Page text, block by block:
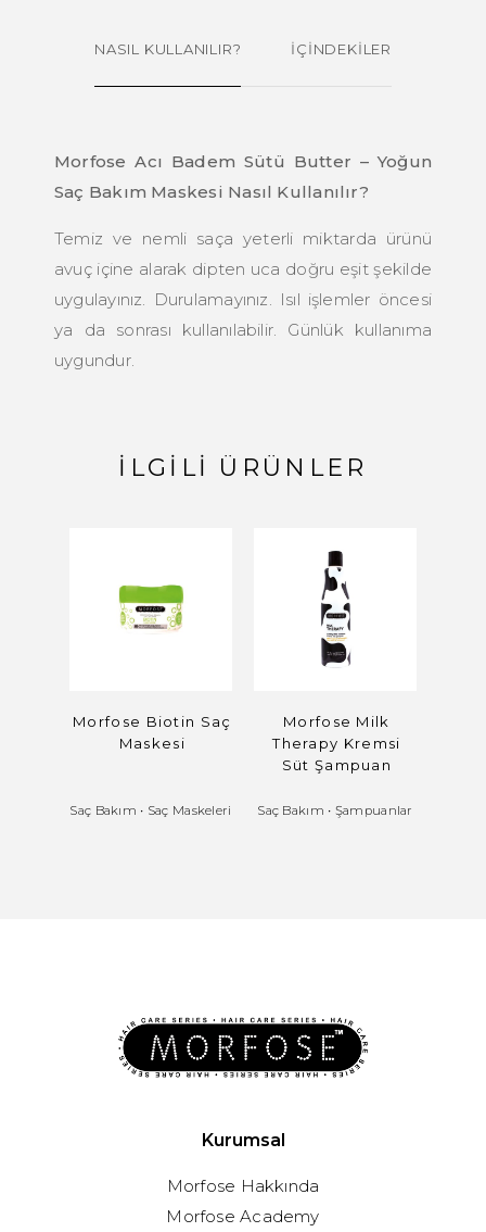
NASIL KULLANILIR? İÇİNDEKİLER
Morfose Acı Badem Sütü Butter – Yoğun
Saç Bakım Maskesi Nasıl Kullanılır?
Temiz ve nemli saça yeterli miktarda ürünü
avuç içine alarak dipten uca doğru eşit şekilde
uygulayınız. Durulamayınız. Isıl işlemler öncesi
ya da sonrası kullanılabilir. Günlük kullanıma
uygundur.
İLGILI ÜRÜNLER
Morfose Biotin Saç
Maskesi
Saç Bakım • Saç Maskeleri
Morfose Milk
Therapy Kremsi
Süt Şampuan
Saç Bakım • Şampuanlar
Kurumsal
Morfose Hakkında
Morfose Academy